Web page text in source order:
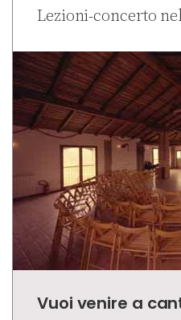
Lezioni-concerto
Vuoi venire a